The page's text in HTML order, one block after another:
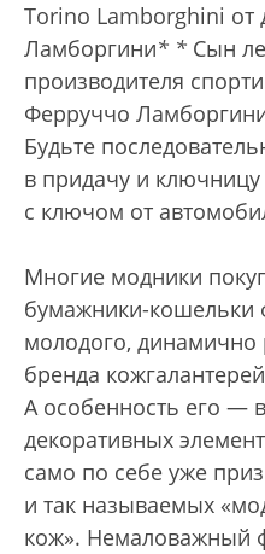
Torino Lamborghini от
Ламборгини* * Сын
производителя
Ферруччо
Будьте
в придачу и
с ключом от
Многие модники
бумажники-
молодого,
бренда
А особенность его —
декоративных
само по себе уже
и так называемых
кож». Немаловажный